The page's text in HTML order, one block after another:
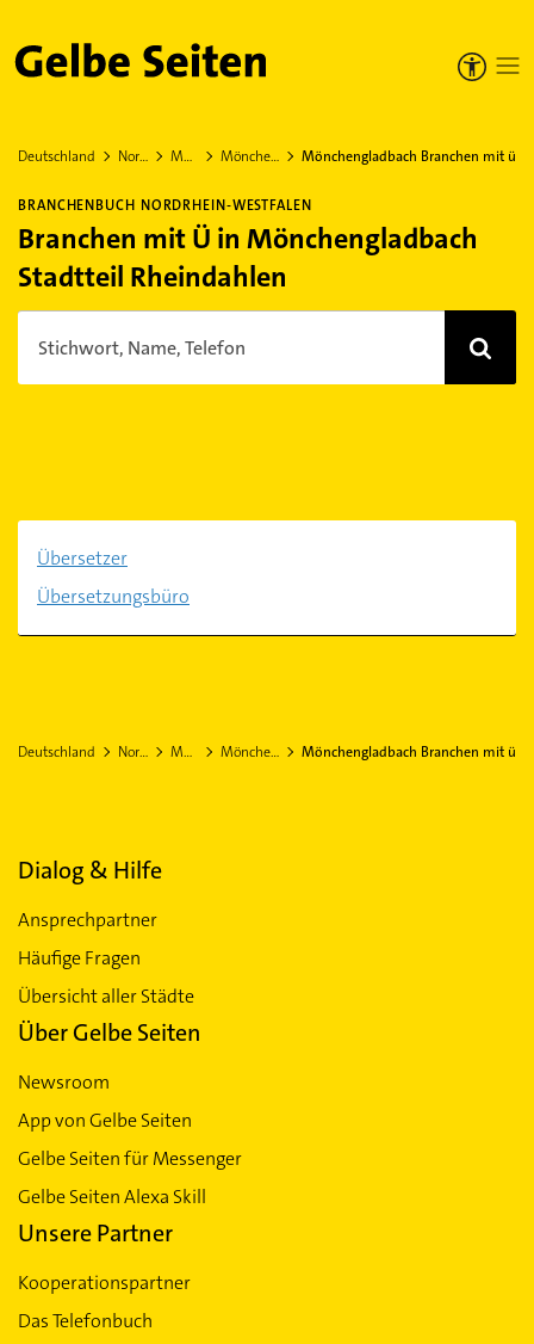
Gelbe Seiten
Deutschland Nordrhein-Westfalen Mönchengladbach Mönchengladbach Stadtteil Rheindahlen Mönchengladbach Branchen mit ü
BRANCHENBUCH NORDRHEIN-WESTFALEN
Branchen mit Ü in Mönchengladbach
Stadtteil Rheindahlen
Stichwort, Name, Telefon
Übersetzer
Übersetzungsbüro
Deutschland Nordrhein-Westfalen Mönchengladbach Mönchengladbach Stadtteil Rheindahlen Mönchengladbach Branchen mit ü
Dialog & Hilfe
Ansprechpartner
Häufige Fragen
Übersicht aller Städte
Über Gelbe Seiten
Newsroom
App von Gelbe Seiten
Gelbe Seiten für Messenger
Gelbe Seiten Alexa Skill
Unsere Partner
Kooperationspartner
Das Telefonbuch